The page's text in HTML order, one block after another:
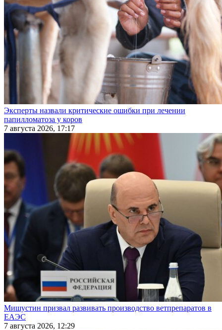
Эксперты назвали критические ошибки при лечении
папилломатоза у коров
7 августа 2026, 17:17
Мишустин призвал развивать производство ветпрепаратов в
ЕАЭС
7 августа 2026, 12:29